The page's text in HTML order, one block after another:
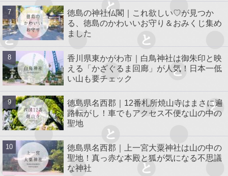
徳島の神社仏閣｜これ欲しい♡が見つか
る、徳島のかわいいお守り＆おみくじ集め
ました
香川県東かがわ市｜白鳥神社は御朱印と映
える「かざぐるま回廊」が人気！日本一低
い山も要チェック
徳島県名西郡｜12番札所焼山寺はまさに遍
路転がし！車でもアクセス不便な山の中の
聖地
徳島県名西郡｜上一宮大粟神社は山の中の
聖地！真っ赤な本殿と狐が気になる不思議
な神社